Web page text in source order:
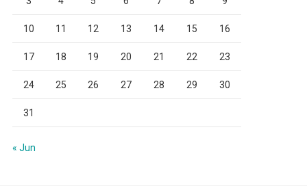
10 11 12 13 14 15 16
17 18 19 20 21 22 23
24 25 26 27 28 29 30
31
« Jun